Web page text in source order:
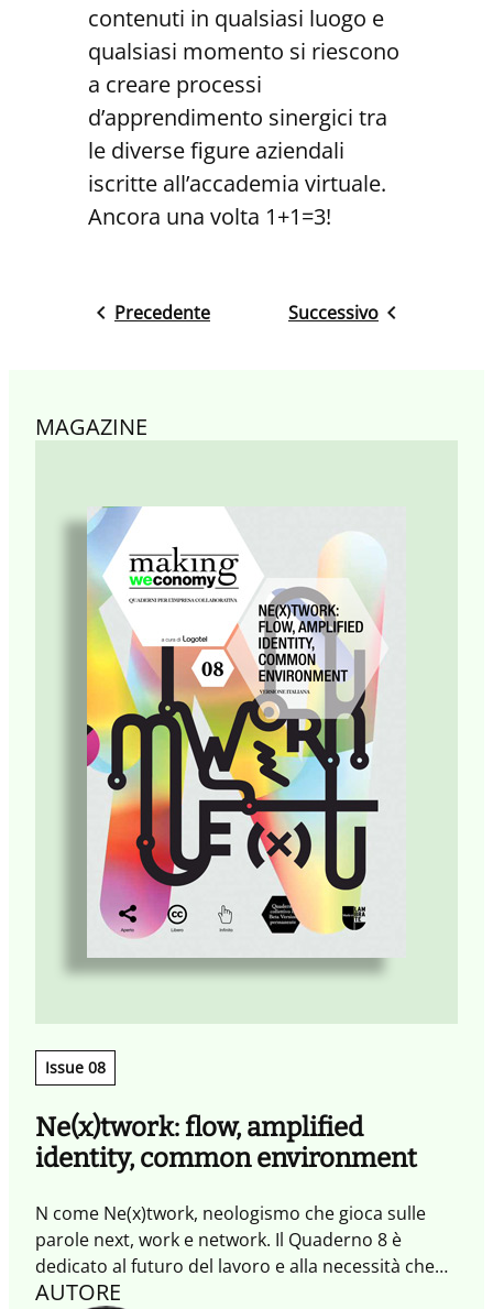
contenuti in qualsiasi luogo e
qualsiasi momento si riescono
a creare processi
d’apprendimento sinergici tra
le diverse figure aziendali
iscritte all’accademia virtuale.
Ancora una volta 1+1=3!
Precedente Successivo
MAGAZINE
Issue 08
Ne(x)twork: flow, amplified
identity, common environment
N come Ne(x)twork, neologismo che gioca sulle
parole next, work e network. Il Quaderno 8 è
dedicato al futuro del lavoro e alla necessità che
questo sia connesso e condiviso in modo
AUTORE